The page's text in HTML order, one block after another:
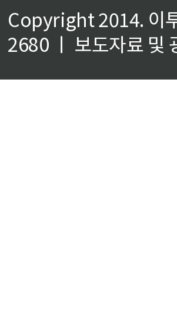
Copyright 2014. 이
2680 ㅣ 보도자료